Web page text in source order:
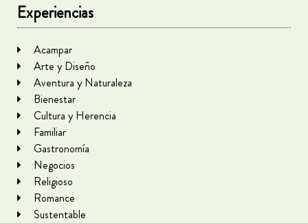
Experiencias
Acampar
Arte y Diseño
Aventura y Naturaleza
Bienestar
Cultura y Herencia
Familiar
Gastronomía
Negocios
Religioso
Romance
Sustentable